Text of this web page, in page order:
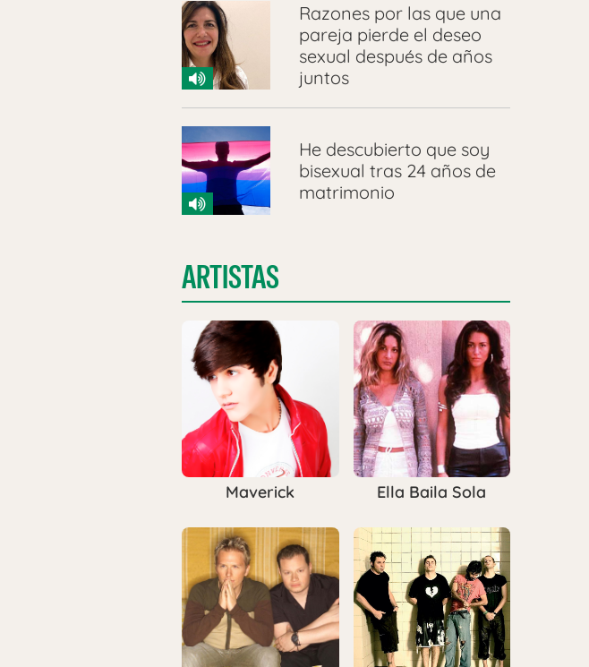
Razones por las que una
pareja pierde el deseo
sexual después de años
juntos
He descubierto que soy
bisexual tras 24 años de
matrimonio
ARTISTAS
Maverick Ella Baila Sola